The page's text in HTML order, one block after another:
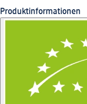
Produktinformationen